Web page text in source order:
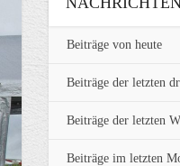
Beiträge von heute
Beiträge der letzten
Beiträge der letzten
Beiträge im letzten